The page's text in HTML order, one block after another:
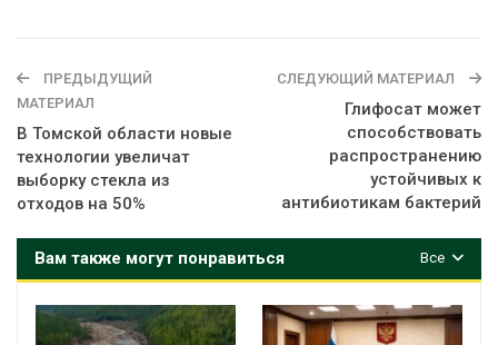
ПРЕДЫДУЩИЙ
МАТЕРИАЛ
В Томской области новые
технологии увеличат
выборку стекла из
отходов на 50%
СЛЕДУЮЩИЙ МАТЕРИАЛ
Глифосат может
способствовать
распространению
устойчивых к
антибиотикам бактерий
Все
Вам также могут понравиться